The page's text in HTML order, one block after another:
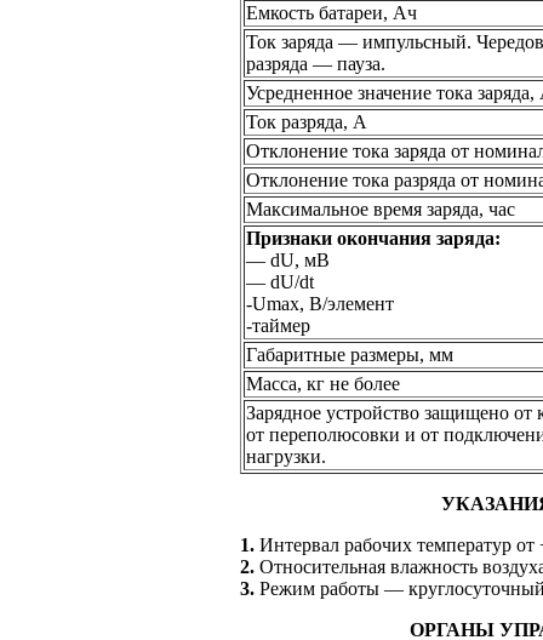
Емкость батареи, Ач
Ток заряда — импульсный.
разряда — пауза.
Усредненное значение тока заряда,
Ток разряда, А
Отклонение тока заряда от
Отклонение тока разряда от
Максимальное время заряда, час
Признаки окончания заряда:
— dU, мВ
— dU/dt
-Umax, B/элемент
-таймер
Габаритные размеры, мм
Масса, кг не более
Зарядное устройство защищено от
от переполюсовки и от
нагрузки.
1. Интервал рабочих температур
2. Относительная влажность
3. Режим работы —
ОРГАНЫ